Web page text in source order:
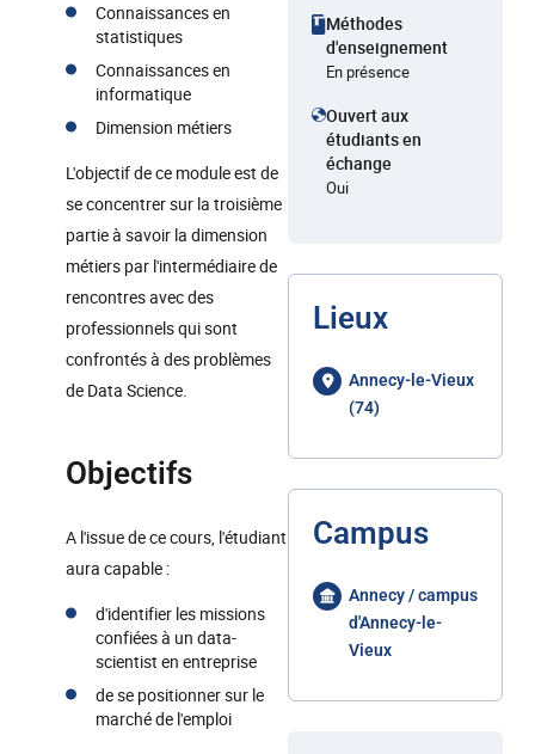
Connaissances en
statistiques
Connaissances en
informatique
Dimension métiers
L'objectif de ce module est de
se concentrer sur la troisième
partie à savoir la dimension
métiers par l'intermédiaire de
rencontres avec des
professionnels qui sont
confrontés à des problèmes
de Data Science.
Objectifs
A l'issue de ce cours, l'étudiant
aura capable :
d'identifier les missions
confiées à un data-
scientist en entreprise
de se positionner sur le
marché de l'emploi
Méthodes
d'enseignement
En présence
Ouvert aux
étudiants en
échange
Oui
Lieux
Annecy-le-Vieux
(74)
Campus
Annecy / campus
d'Annecy-le-
Vieux